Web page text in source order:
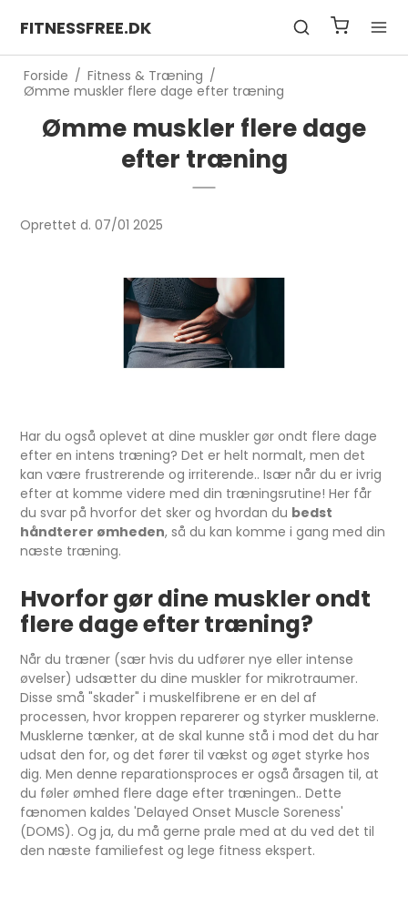
FITNESSFREE.DK
Forside / Fitness & Træning /
Ømme muskler flere dage efter træning
Ømme muskler flere dage
efter træning
Oprettet d.07/01 2025
Har du også oplevet at dine muskler gør ondt flere dage
efter en intens træning? Det er helt normalt, men det
kan være frustrerende og irriterende.. Især når du er ivrig
efter at komme videre med din træningsrutine! Her får
du svar på hvorfor det sker og hvordan du bedst
håndterer ømheden, så du kan komme i gang med din
næste træning.
Hvorfor gør dine muskler ondt
flere dage efter træning?
Når du træner (sær hvis du udfører nye eller intense
øvelser) udsætter du dine muskler for mikrotraumer.
Disse små "skader" i muskelfibrene er en del af
processen, hvor kroppen reparerer og styrker musklerne.
Musklerne tænker, at de skal kunne stå i mod det du har
udsat den for, og det fører til vækst og øget styrke hos
dig. Men denne reparationsproces er også årsagen til, at
du føler ømhed flere dage efter træningen.. Dette
fænomen kaldes 'Delayed Onset Muscle Soreness'
(DOMS). Og ja, du må gerne prale med at du ved det til
den næste familiefest og lege fitness ekspert.